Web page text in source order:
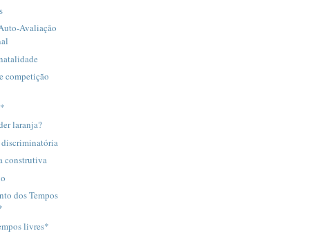
Avaliação
competição
laranja?
construtiva
dos Tempos
livres*